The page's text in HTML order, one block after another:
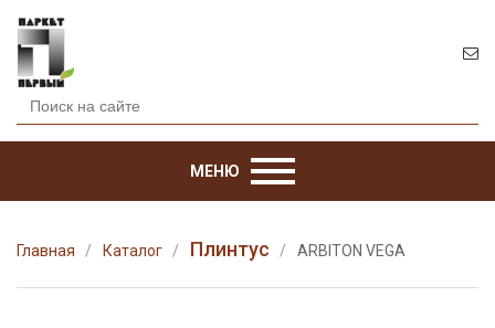
МЕНЮ
Главная Каталог Плинтус ARBITON VEGA